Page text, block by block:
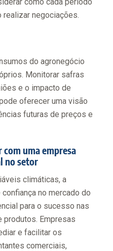
realizar negociações.
do agronegócio
Monitorar safras
e o impacto de
oferecer uma visão
futuras de preços e
uma empresa
no setor
climáticas, a
no mercado do
para o sucesso nas
produtos. Empresas
e facilitar os
comerciais,